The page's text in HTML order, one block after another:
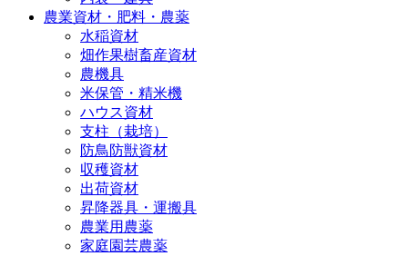
農業資材・肥料・農薬
水稲資材
畑作果樹畜産資材
農機具
米保管・精米機
ハウス資材
支柱（栽培）
防鳥防獣資材
収穫資材
出荷資材
昇降器具・運搬具
農業用農薬
家庭園芸農薬